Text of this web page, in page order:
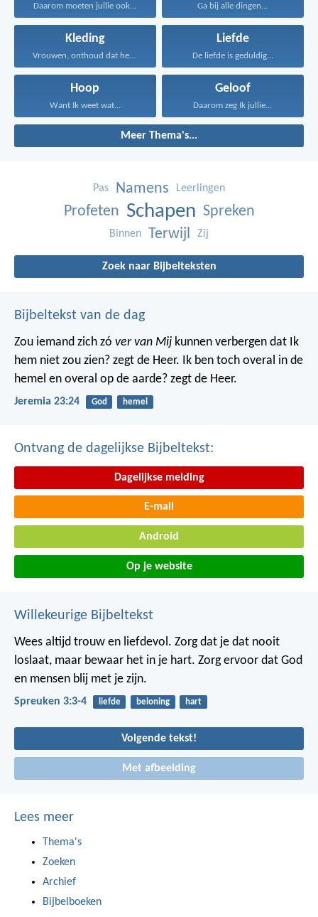
Daarom moeten jullie ook... Ga bij alle dingen...
Kleding
Vrouwen, onthoud dat het...
Liefde
De liefde is geduldig...
Hoop
Want Ik weet wat...
Geloof
Daarom zeg Ik jullie...
Meer Thema's...
Pas Namens Leerlingen
Profeten Schapen Spreken
Binnen Terwijl Zij
Zoek naar Bijbelteksten
Bijbeltekst van de dag
Zou iemand zich zó ver van Mij kunnen verbergen dat Ik
hem niet zou zien? zegt de Heer. Ik ben toch overal in de
hemel en overal op de aarde? zegt de Heer.
Jeremia 23:24 God hemel
Ontvang de dagelijkse Bijbeltekst:
Dagelijkse melding
E-mail
Android
Op je website
Willekeurige Bijbeltekst
Wees altijd trouw en liefdevol. Zorg dat je dat nooit
loslaat, maar bewaar het in je hart. Zorg ervoor dat God
en mensen blij met je zijn.
Spreuken 3:3-4 liefde beloning hart
Volgende tekst!
Met afbeelding
Lees meer
Thema's
Zoeken
Archief
Bijbelboeken